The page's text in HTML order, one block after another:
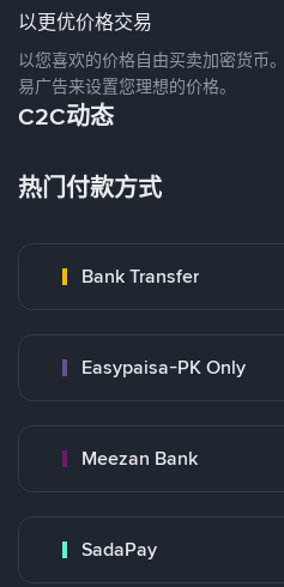
以更优价格交易
以您喜欢的价格自由买卖加密货币
易广告来设置您理想的价格。
C2C动态
热门付款方式
Bank Transfer
Easypaisa-PK Only
Meezan Bank
SadaPay